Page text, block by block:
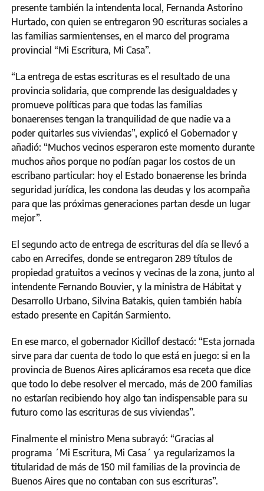
presente también la intendenta local, Fernanda Astorino
Hurtado, con quien se entregaron 90 escrituras sociales a
las familias sarmientenses, en el marco del programa
provincial “Mi Escritura, Mi Casa”.
“La entrega de estas escrituras es el resultado de una
provincia solidaria, que comprende las desigualdades y
promueve políticas para que todas las familias
bonaerenses tengan la tranquilidad de que nadie va a
poder quitarles sus viviendas”, explicó el Gobernador y
añadió: “Muchos vecinos esperaron este momento durante
muchos años porque no podían pagar los costos de un
escribano particular: hoy el Estado bonaerense les brinda
seguridad jurídica, les condona las deudas y los acompaña
para que las próximas generaciones partan desde un lugar
mejor”.
El segundo acto de entrega de escrituras del día se llevó a
cabo en Arrecifes, donde se entregaron 289 títulos de
propiedad gratuitos a vecinos y vecinas de la zona, junto al
intendente Fernando Bouvier, y la ministra de Hábitat y
Desarrollo Urbano, Silvina Batakis, quien también había
estado presente en Capitán Sarmiento.
En ese marco, el gobernador Kicillof destacó: “Esta jornada
sirve para dar cuenta de todo lo que está en juego: si en la
provincia de Buenos Aires aplicáramos esa receta que dice
que todo lo debe resolver el mercado, más de 200 familias
no estarían recibiendo hoy algo tan indispensable para su
futuro como las escrituras de sus viviendas”.
Finalmente el ministro Mena subrayó: “Gracias al
programa ´Mi Escritura, Mi Casa´ ya regularizamos la
titularidad de más de 150 mil familias de la provincia de
Buenos Aires que no contaban con sus escrituras”.